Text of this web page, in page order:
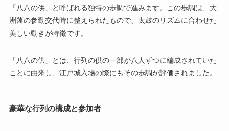
「八八の供」と呼ばれる独特の歩調で進みます。この歩調は、大
洲藩の参勤交代時に整えられたもので、太鼓のリズムに合わせた
美しい動きが特徴です。
「八八の供」とは、行列の供の一部が八人ずつに編成されていた
ことに由来し、江戸城入場の際にもその歩調が評価されました。
豪華な行列の構成と参加者